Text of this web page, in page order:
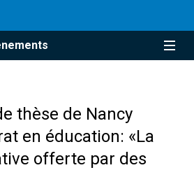
thèse de Nancy
en éducation: «La
offerte par des